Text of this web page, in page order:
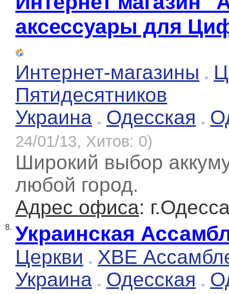
аксессуары для
Интернет-магазины
Пятидесятников
Украина
Одесская
24/01/13, Хитов: 0)
Широкий выбор
любой город.
Адрес офиса:
8. Украинская
Церкви
ХВЕ
Украина
Одесская